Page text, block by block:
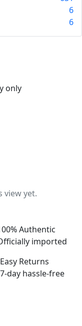
6
6
only
view yet.
Authentic
imported
Easy Returns
7-day hassle-free